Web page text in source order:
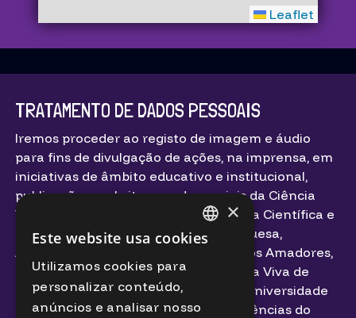
Leaflet
TRATAMENTO DE DADOS PESSOAIS
Iremos proceder ao registo de imagem e áudio
para fins de divulgação de ações, na imprensa, em
iniciativas de âmbito educativo e institucional,
publicações, websites e redes sociais da Ciência
Viva – Agência Nacional para a Cultura Científica e
Tecnológica, Agência Espacial Portuguesa,
Associação Portuguesa de Astrónomos Amadores,
Município de Bragança, Centro Ciência Viva de
Bragança, Faculdade de Ciências da Universidade
de Lisboa, Instituto de Astrofísica e Ciências do
PORTUGUESE
ENGLISH
×
Este website usa cookies
Utilizamos cookies para
personalizar conteúdo,
anúncios e analisar nosso